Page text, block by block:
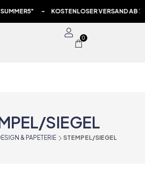
~ KOSTENLOSER VERSAND AB
0
SIEGEL
& PAPETERIE STEMPEL/SIEGEL